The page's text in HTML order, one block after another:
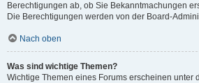
Berechtigungen ab, ob Sie Bekanntmachungen
Die Berechtigungen werden von der Board-
Nach oben
Was sind wichtige Themen?
Wichtige Themen eines Forums erscheinen unter